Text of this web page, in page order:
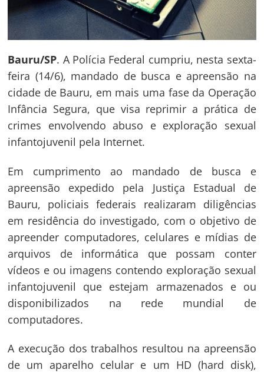
Bauru/SP. A Polícia Federal cumpriu, nesta sexta-
feira (14/6), mandado de busca e apreensão na
cidade de Bauru, em mais uma fase da Operação
Infância Segura, que visa reprimir a prática de
crimes envolvendo abuso e exploração sexual
infantojuvenil pela Internet.
Em cumprimento ao mandado de busca e
apreensão expedido pela Justiça Estadual de
Bauru, policiais federais realizaram diligências
em residência do investigado, com o objetivo de
apreender computadores, celulares e mídias de
arquivos de informática que possam conter
vídeos e ou imagens contendo exploração sexual
infantojuvenil que estejam armazenados e ou
disponibilizados na rede mundial de
computadores.
A execução dos trabalhos resultou na apreensão
de um aparelho celular e um HD (hard disk),